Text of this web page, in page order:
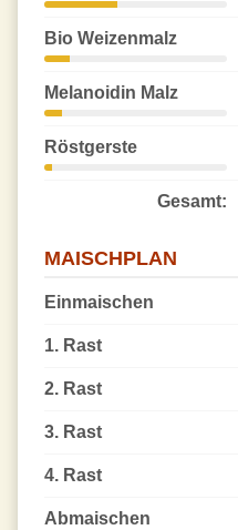
Bio Weizenmalz
Melanoidin Malz
Röstgerste
Gesamt:
MAISCHPLAN
Einmaischen
1. Rast
2. Rast
3. Rast
4. Rast
Abmaischen